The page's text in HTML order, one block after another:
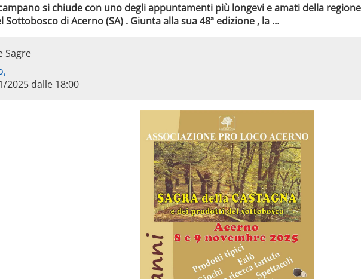
si chiude con uno degli appuntamenti più longevi e amati della
Sottobosco di Acerno (SA) . Giunta alla sua 48ª edizione , la …
Sagre
2025 dalle 18:00